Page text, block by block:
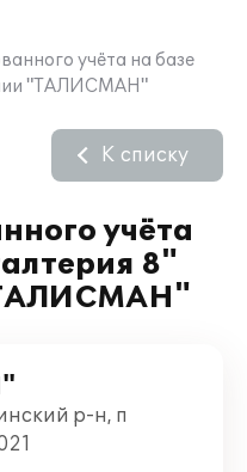
учёта на базе
"ТАЛИСМАН"
учёта
8"
К списку
р-н, п